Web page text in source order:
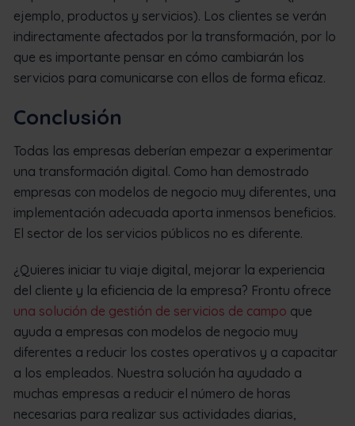
ejemplo, productos y servicios). Los clientes se verán
indirectamente afectados por la transformación, por lo
que es importante pensar en cómo cambiarán los
servicios para comunicarse con ellos de forma eficaz.
Conclusión
Todas las empresas deberían empezar a experimentar
una transformación digital. Como han demostrado
empresas con modelos de negocio muy diferentes, una
implementación adecuada aporta inmensos beneficios.
El sector de los servicios públicos no es diferente.
¿Quieres iniciar tu viaje digital, mejorar la experiencia
del cliente y la eficiencia de la empresa? Frontu ofrece
una solución de gestión de servicios de campo que
ayuda a empresas con modelos de negocio muy
diferentes a reducir los costes operativos y a capacitar
a los empleados. Nuestra solución ha ayudado a
muchas empresas a reducir el número de horas
necesarias para realizar sus actividades diarias,